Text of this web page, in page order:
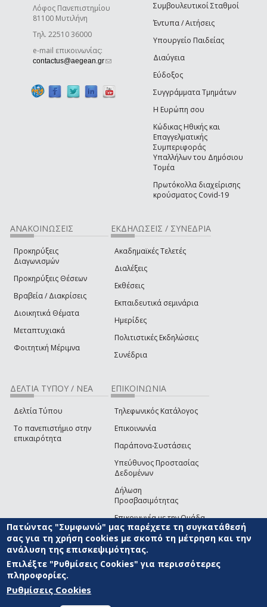
Λόφος Πανεπιστημίου
81100 Μυτιλήνη
Τηλ. 22510 36000
e-mail επικοινωνίας:
contactus@aegean.gr(link sends e-mail)
Συμβουλευτικοί Σταθμοί
Έντυπα / Αιτήσεις
Υπουργείο Παιδείας
Διαύγεια
Εύδοξος
Συγγράμματα Τμημάτων
Η Ευρώπη σου
Κώδικας Ηθικής και
Επαγγελματικής
Συμπεριφοράς
Υπαλλήλων του Δημόσιου
Τομέα
Πρωτόκολλα διαχείρισης
κρούσματος Covid-19
ΑΝΑΚΟΙΝΩΣΕΙΣ
Προκηρύξεις
Διαγωνισμών
Προκηρύξεις Θέσεων
Βραβεία / Διακρίσεις
Διοικητικά Θέματα
Μεταπτυχιακά
Φοιτητική Μέριμνα
ΕΚΔΗΛΩΣΕΙΣ / ΣΥΝΕΔΡΙΑ
Ακαδημαϊκές Τελετές
Διαλέξεις
Εκθέσεις
Εκπαιδευτικά σεμινάρια
Ημερίδες
Πολιτιστικές Εκδηλώσεις
Συνέδρια
ΔΕΛΤΙΑ ΤΥΠΟΥ / ΝΕΑ
Δελτία Τύπου
Το πανεπιστήμιο στην
επικαιρότητα
ΕΠΙΚΟΙΝΩΝΙΑ
Τηλεφωνικός Κατάλογος
Επικοινωνία
Παράπονα-Συστάσεις
Υπεύθυνος Προστασίας
Δεδομένων
Δήλωση
Προσβασιμότητας
Επικοινωνία με την Ομάδα
Ανάπτυξης του site(link sends e-mail)
© ΠΑΝΕΠΙΣΤΗΜΙΟ ΑΙΓΑΙΟΥ ΟΡΟΙ ΧΡΗΣΗΣ
ΑΝΑΠΤΥΞΗΣ
Πατώντας "Συμφωνώ" μας παρέχετε τη συγκατάθεσή
σας για τη χρήση cookies με σκοπό τη μέτρηση και την
ανάλυση της επισκεψιμότητας.
Επιλέξτε "Ρυθμίσεις Cookies" για περισσότερες
πληροφορίες.
Ρυθμίσεις Cookies